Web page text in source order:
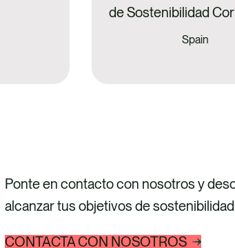
de Sostenibilidad
Spain
Ponte en contacto con nosotros y
alcanzar tus objetivos de
CONTACTA CON NOSOTROS